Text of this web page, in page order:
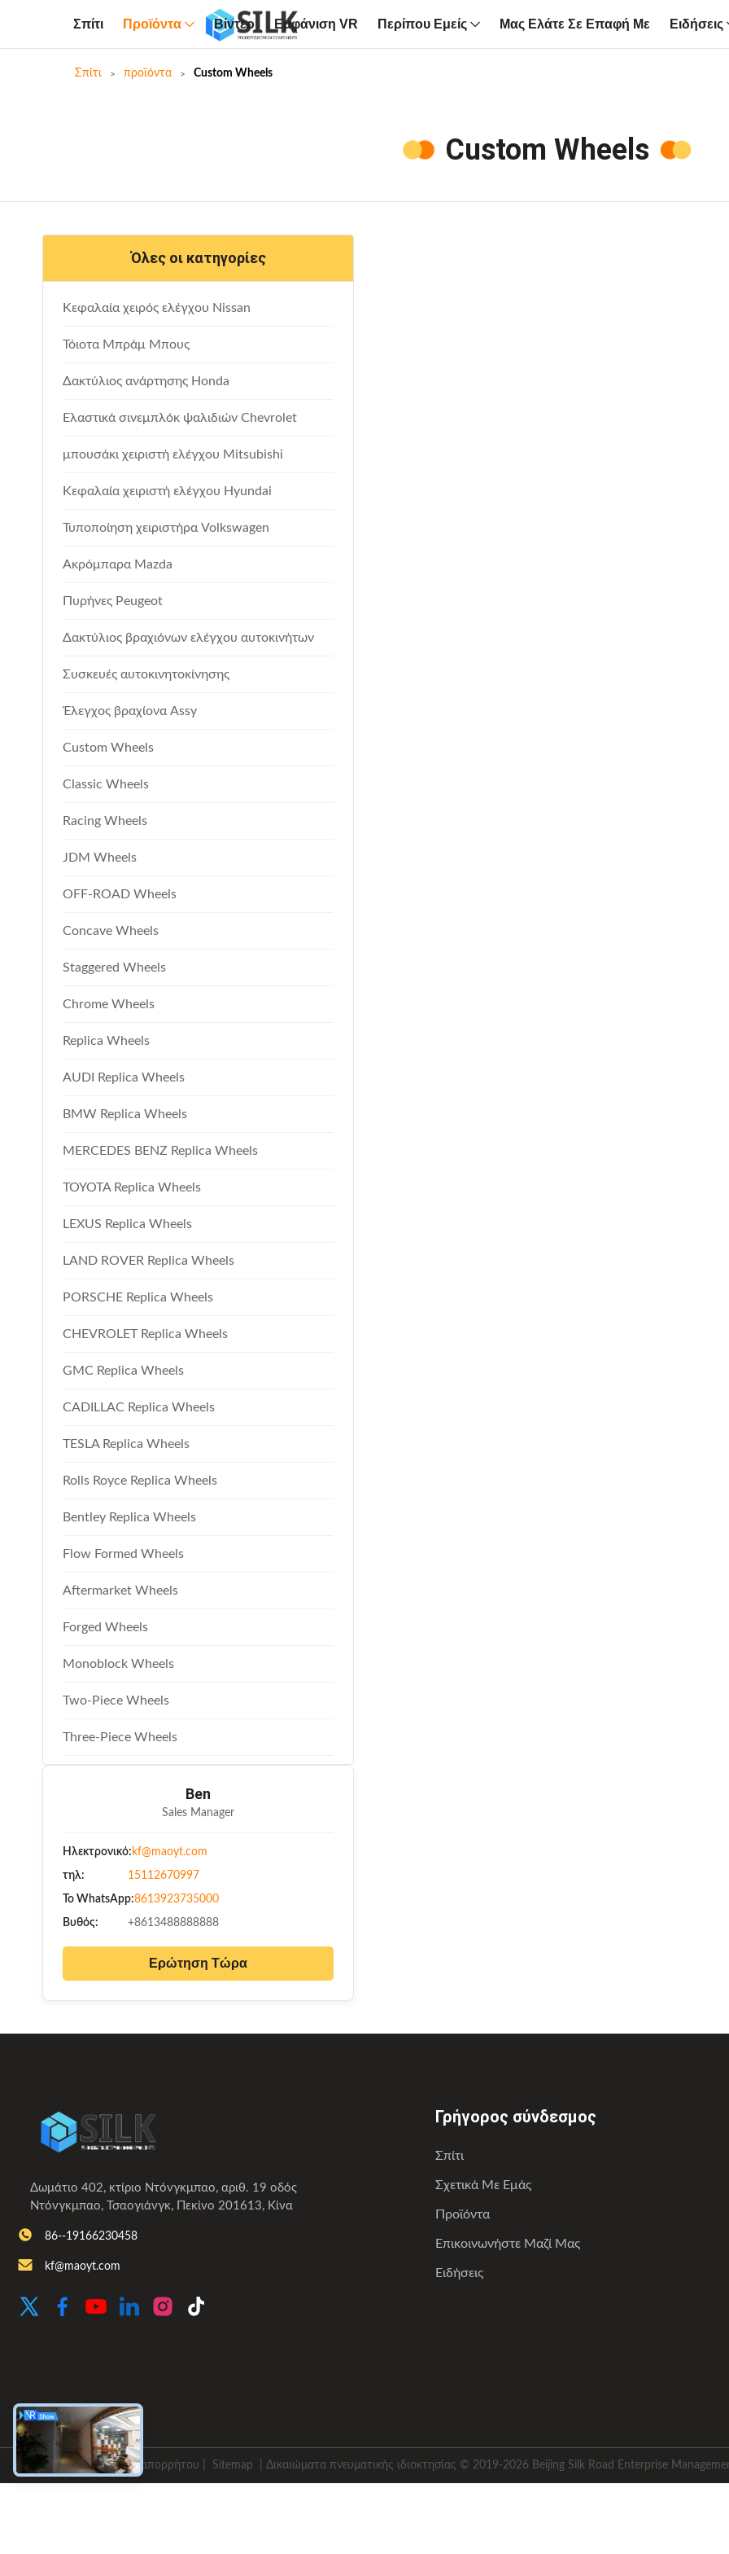
Σπίτι Προϊόντα Βίντεο Εμφάνιση VR Περίπου Εμείς Μας Ελάτε Σε Επαφή Με Ειδήσεις
Σπίτι προϊόντα Custom Wheels
Custom Wheels
Όλες οι κατηγορίες
Κεφαλαία χειρός ελέγχου Nissan
Τόιοτα Μπράμ Μπους
Δακτύλιος ανάρτησης Honda
Ελαστικά σινεμπλόκ ψαλιδιών Chevrolet
μπουσάκι χειριστή ελέγχου Mitsubishi
Κεφαλαία χειριστή ελέγχου Hyundai
Τυποποίηση χειριστήρα Volkswagen
Ακρόμπαρα Mazda
Πυρήνες Peugeot
Δακτύλιος βραχιόνων ελέγχου αυτοκινήτων
Συσκευές αυτοκινητοκίνησης
Έλεγχος βραχίονα Assy
Custom Wheels
Classic Wheels
Racing Wheels
JDM Wheels
OFF-ROAD Wheels
Concave Wheels
Staggered Wheels
Chrome Wheels
Replica Wheels
AUDI Replica Wheels
BMW Replica Wheels
MERCEDES BENZ Replica Wheels
TOYOTA Replica Wheels
LEXUS Replica Wheels
LAND ROVER Replica Wheels
PORSCHE Replica Wheels
CHEVROLET Replica Wheels
GMC Replica Wheels
CADILLAC Replica Wheels
TESLA Replica Wheels
Rolls Royce Replica Wheels
Bentley Replica Wheels
Flow Formed Wheels
Aftermarket Wheels
Forged Wheels
Monoblock Wheels
Two-Piece Wheels
Three-Piece Wheels
Ben
Sales Manager
Ηλεκτρονικό: kf@maoyt.com
τηλ: 15112670997
Το WhatsApp:8613923735000
Βυθός: +8613488888888
Ερώτηση Τώρα
Δωμάτιο 402, κτίριο Ντόνγκμπαο, αριθ. 19 οδός
Ντόνγκμπαο, Τσαογιάνγκ, Πεκίνο 201613, Κίνα
86--19166230458
kf@maoyt.com
Γρήγορος σύνδεσμος
Σπίτι
Σχετικά Με Εμάς
Προϊόντα
Επικοινωνήστε Μαζί Μας
Ειδήσεις
Πολιτική απορρήτου Sitemap | Δικαιώματα πνευματικής ιδιοκτησίας © 2019-2026 Beijing Silk Road Enterprise